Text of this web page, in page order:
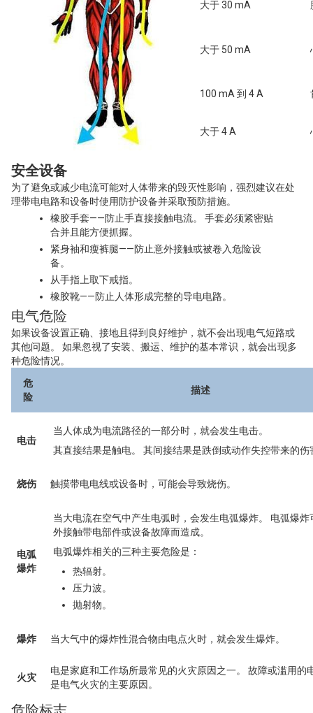
大于 30 mA
大于 50 mA
100 mA 到 4 A
大于 4 A
安全设备
为了避免或减少电流可能对人体带来的毁灭性影响，强烈建议在处
理带电电路和设备时使用防护设备并采取预防措施。
橡胶手套——防止手直接接触电流。 手套必须紧密贴
合并且能方便抓握。
紧身袖和瘦裤腿——防止意外接触或被卷入危险设
备。
从手指上取下戒指。
橡胶靴——防止人体形成完整的导电电路。
电气危险
如果设备设置正确、接地且得到良好维护，就不会出现电气短路或
其他问题。 如果忽视了安装、搬运、维护的基本常识，就会出现多
种危险情况。
危
险
描述
电击
当人体成为电流路径的一部分时，就会发生电击。
其直接结果是触电。 其间接结果是跌倒或动作失控带来的伤
烧伤 触摸带电电线或设备时，可能会导致烧伤。
电弧
爆炸
当大电流在空气中产生电弧时，会发生电弧爆炸。 电弧爆炸
外接触带电部件或设备故障而造成。
电弧爆炸相关的三种主要危险是：
热辐射。
压力波。
抛射物。
爆炸 当大气中的爆炸性混合物由电点火时，就会发生爆炸。
火灾
电是家庭和工作场所最常见的火灾原因之一。 故障或滥用的
是电气火灾的主要原因。